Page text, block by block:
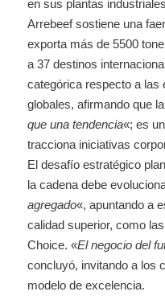
en sus plantas
Arrebeef sostiene una
exporta más de 5500
a 37 destinos
categórica respecto a las
globales, afirmando que
que una tendencia«; es
tracciona iniciativas
El desafío estratégico
la cadena debe
agregado«, apuntando a
calidad superior, como
Choice. «El negocio del
concluyó, invitando a los
modelo de excelencia.